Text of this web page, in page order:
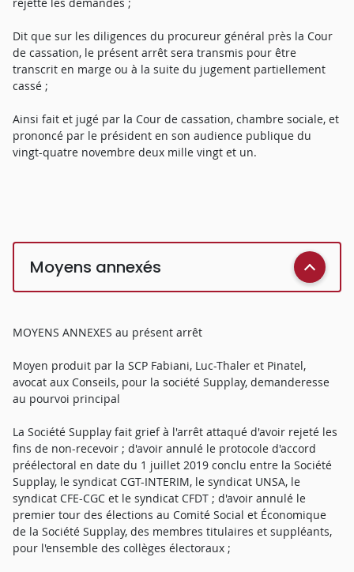
Dit que sur les diligences du procureur général près la Cour
de cassation, le présent arrêt sera transmis pour être
transcrit en marge ou à la suite du jugement partiellement
cassé ;
Ainsi fait et jugé par la Cour de cassation, chambre sociale, et
prononcé par le président en son audience publique du
vingt-quatre novembre deux mille vingt et un.
Moyens annexés
MOYENS ANNEXES au présent arrêt
Moyen produit par la SCP Fabiani, Luc-Thaler et Pinatel,
avocat aux Conseils, pour la société Supplay, demanderesse
au pourvoi principal
La Société Supplay fait grief à l'arrêt attaqué d'avoir rejeté les
fins de non-recevoir ; d'avoir annulé le protocole d'accord
préélectoral en date du 1 juillet 2019 conclu entre la Société
Supplay, le syndicat CGT-INTERIM, le syndicat UNSA, le
syndicat CFE-CGC et le syndicat CFDT ; d'avoir annulé le
premier tour des élections au Comité Social et Économique
de la Société Supplay, des membres titulaires et suppléants,
pour l'ensemble des collèges électoraux ;